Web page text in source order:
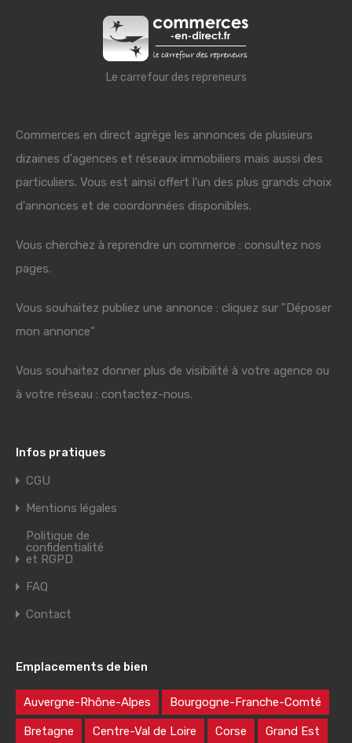
Le carrefour des repreneurs
Commerces en direct agrège les annonces de plusieurs
dizaines d'agences et réseaux immobiliers mais aussi des
particuliers. Vous est ainsi offert l'un des plus grands choix
d'annonces et de coordonnées disponibles.
Vous cherchez à reprendre un commerce : consultez nos
pages.
Vous souhaitez publiez une annonce : cliquez sur "Déposer
mon annonce"
Vous souhaitez donner plus de visibilité à votre agence ou
à votre réseau : contactez-nous.
Infos pratiques
CGU
Mentions légales
Politique de
confidentialité
et RGPD
FAQ
Contact
Emplacements de bien
Auvergne-Rhône-Alpes Bourgogne-Franche-Comté
Bretagne Centre-Val de Loire Corse Grand Est